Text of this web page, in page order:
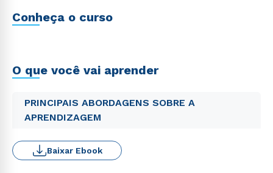
Conheça o curso
O que você vai aprender
PRINCIPAIS ABORDAGENS SOBRE A
APRENDIZAGEM
Baixar Ebook